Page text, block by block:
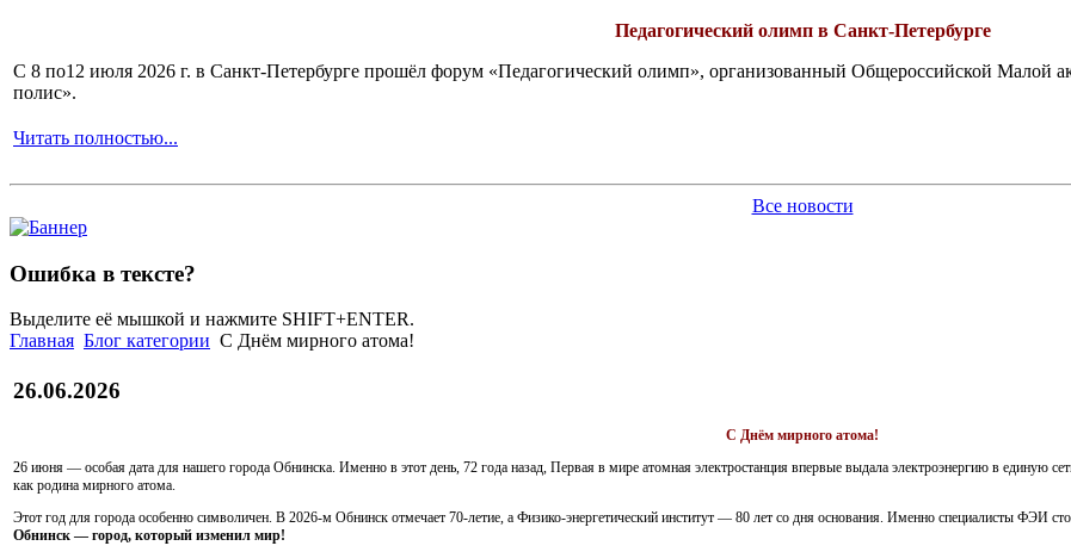
Педагогический олимп в Санкт-Петербурге
С 8 по12 июля 2026 г. в Санкт-Петербурге прошёл форум «Педагогический олимп», организованный Общероссийской Малой
полис».
Читать полностью...
Все новости
Ошибка в тексте?
Выделите её мышкой и нажмите SHIFT+ENTER.
Главная Блог категории С Днём мирного атома!
26.06.2026
С Днём мирного атома!
26 июня — особая дата для нашего города Обнинска. Именно в этот день, 72 года назад, Первая в мире атомная электростанция впервые выдала электроэнергию в единую
как родина мирного атома.
Этот год для города особенно символичен. В 2026-м Обнинск отмечает 70-летие, а Физико-энергетический институт — 80 лет со дня основания. Именно специалисты ФЭИ
Обнинск — город, который изменил мир!